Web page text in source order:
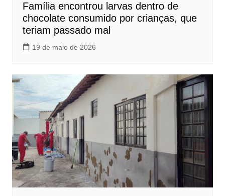
Família encontrou larvas dentro de
chocolate consumido por crianças, que
teriam passado mal
19 de maio de 2026